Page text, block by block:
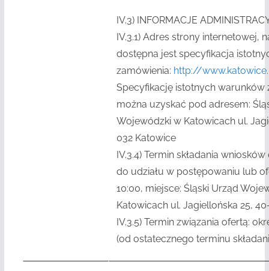
IV.3)INFORMACJE
IV.3.1)Adres strony internetowej,
dostępna jest specyfikacja
zamówienia: http://
Specyfikację istotnych warunków
można uzyskać pod adresem:
Wojewódzki w Katowicach ul.
032 Katowice
IV.3.4)Termin składania
do udziału w postępowaniu lub
10:00, miejsce: Śląski Urząd
Katowicach ul. Jagiellońska 25,
IV.3.5)Termin związania ofertą:
(od ostatecznego terminu